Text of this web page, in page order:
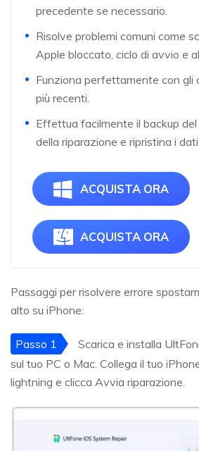
precedente se necessario.
Risolve problemi comuni come
Apple bloccato, ciclo di avvio e
Funziona perfettamente con gli
più recenti.
Effettua facilmente il backup
della riparazione e ripristina i dati
ACQUISTA ORA
ACQUISTA ORA
Passaggi per risolvere errore
alto su iPhone:
Passo 1
Scarica e installa
sul tuo PC o Mac. Collega il tuo
lightning e clicca Avvia riparazione.